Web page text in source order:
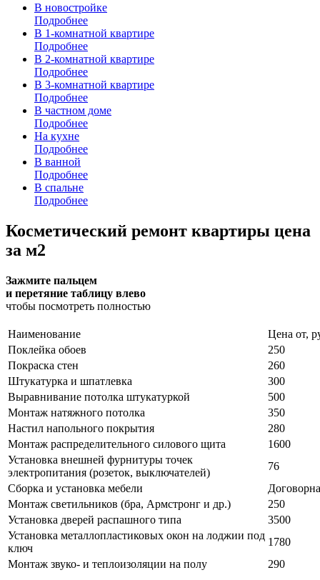
В новостройке
Подробнее
В 1-комнатной квартире
Подробнее
В 2-комнатной квартире
Подробнее
В 3-комнатной квартире
Подробнее
В частном доме
Подробнее
На кухне
Подробнее
В ванной
Подробнее
В спальне
Подробнее
Косметический ремонт квартиры цена
за м2
Зажмите пальцем
и перетяние таблицу влево
чтобы посмотреть полностью
Наименование
Цена от,
Поклейка обоев
250
Покраска стен
260
Штукатурка и шпатлевка
300
Выравнивание потолка штукатуркой
500
Монтаж натяжного потолка
350
Настил напольного покрытия
280
Монтаж распределительного силового щита
1600
Установка внешней фурнитуры точек
электропитания (розеток, выключателей)
76
Сборка и установка мебели
Монтаж светильников (бра, Армстронг и др.)
250
Установка дверей распашного типа
3500
Установка металлопластиковых окон на лоджии под
ключ
1780
Монтаж звуко- и теплоизоляции на полу
290